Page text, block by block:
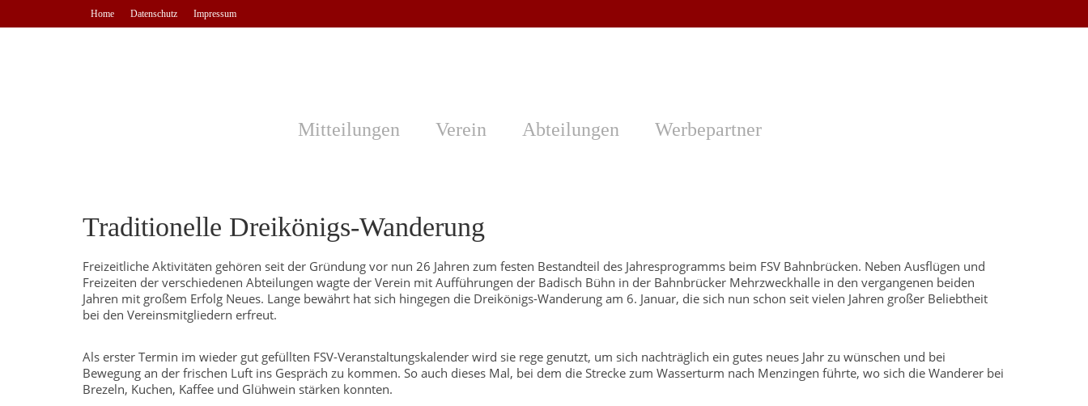
Home Datenschutz Impressum
Mitteilungen Verein Abteilungen Werbepartner
Traditionelle Dreikönigs-Wanderung
Freizeitliche Aktivitäten gehören seit der Gründung vor nun 26 Jahren zum festen Bestandteil des Jahresprogramms beim FSV Bahnbrücken. Neben Ausflügen und
Freizeiten der verschiedenen Abteilungen wagte der Verein mit Aufführungen der Badisch Bühn in der Bahnbrücker Mehrzweckhalle in den vergangenen beiden
Jahren mit großem Erfolg Neues. Lange bewährt hat sich hingegen die Dreikönigs-Wanderung am 6. Januar, die sich nun schon seit vielen Jahren großer Beliebtheit
bei den Vereinsmitgliedern erfreut.
Als erster Termin im wieder gut gefüllten FSV-Veranstaltungskalender wird sie rege genutzt, um sich nachträglich ein gutes neues Jahr zu wünschen und bei
Bewegung an der frischen Luft ins Gespräch zu kommen. So auch dieses Mal, bei dem die Strecke zum Wasserturm nach Menzingen führte, wo sich die Wanderer bei
Brezeln, Kuchen, Kaffee und Glühwein stärken konnten.